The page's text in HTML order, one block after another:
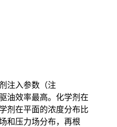
注入参数（注
油效率最高。化学剂在
剂在平面的浓度分布比
和压力场分布，再根